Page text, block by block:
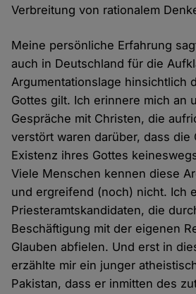
Verbreitung von rationalem
Meine persönliche Erfahrung
auch in Deutschland für die
Argumentationslage hinsichtlich
Gottes gilt. Ich erinnere mich an
Gespräche mit Christen, die
verstört waren darüber, dass die
Existenz ihres Gottes
Viele Menschen kennen diese
und ergreifend (noch) nicht. Ich
Priesteramtskandidaten, die
Beschäftigung mit der eigenen
Glauben abfielen. Und erst in
erzählte mir ein junger
Pakistan, dass er inmitten des